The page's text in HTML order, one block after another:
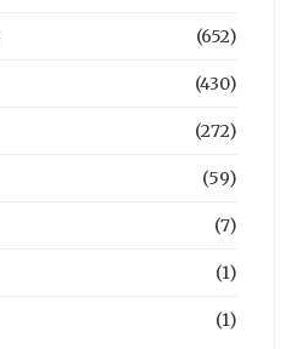
(652)
(430)
(272)
(59)
(7)
(1)
(1)